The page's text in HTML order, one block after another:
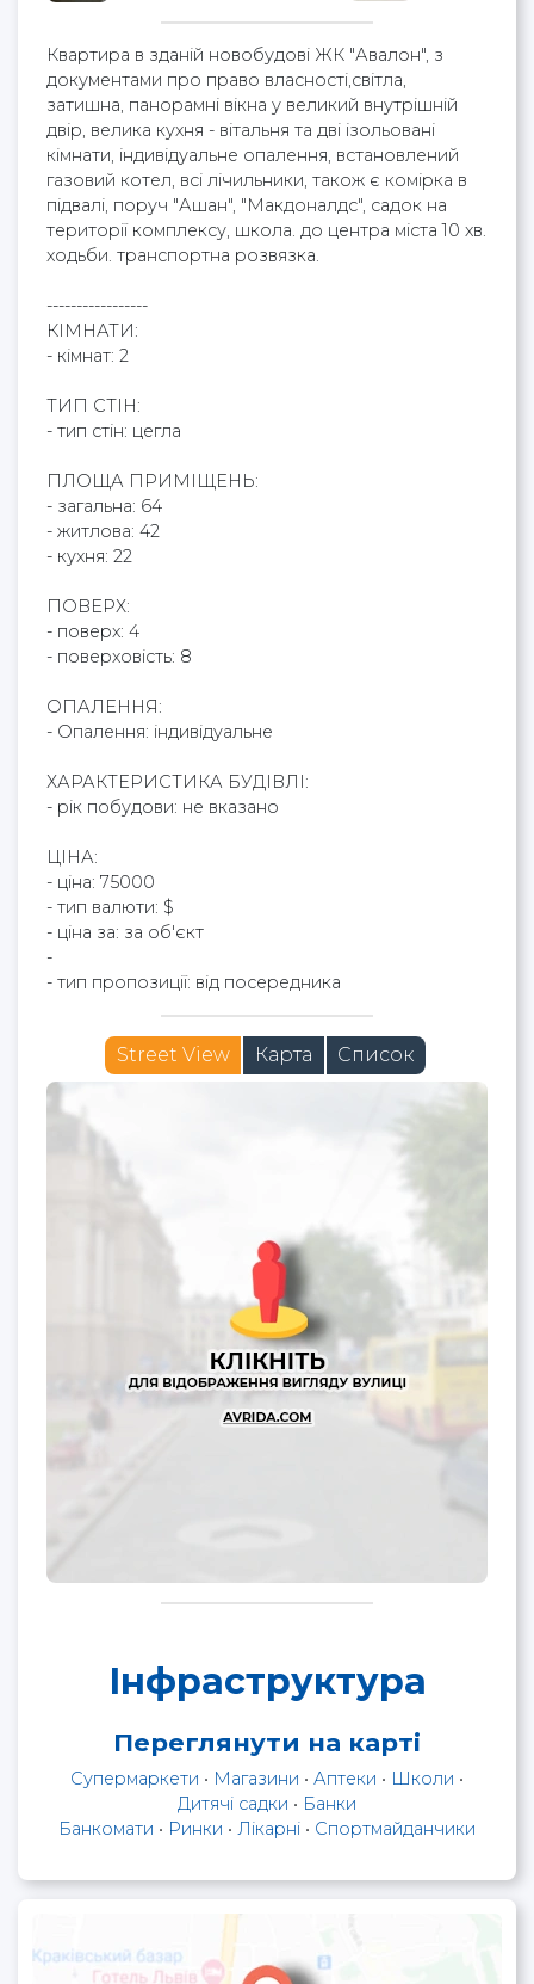
Квартира в зданій новобудові ЖК "Авалон", з
документами про право власності,світла,
затишна, панорамні вікна у великий внутрішній
двір, велика кухня - вітальня та дві ізольовані
кімнати, індивідуальне опалення, встановлений
газовий котел, всі лічильники, також є комірка в
підвалі, поруч "Ашан", "Макдоналдс", садок на
території комплексу, школа. до центра міста 10 хв.
ходьби. транспортна розвязка.
-----------------
КІМНАТИ:
- кімнат: 2
ТИП СТІН:
- тип стін: цегла
ПЛОЩА ПРИМІЩЕНЬ:
- загальна: 64
- житлова: 42
- кухня: 22
ПОВЕРХ:
- поверх: 4
- поверховість: 8
ОПАЛЕННЯ:
- Опалення: індивідуальне
ХАРАКТЕРИСТИКА БУДІВЛІ:
- рік побудови: не вказано
ЦІНА:
- ціна: 75000
- тип валюти: $
- ціна за: за об'єкт
-
- тип пропозиції: від посередника
Street View Карта Список
Інфраструктура
Переглянути на карті
Супермаркети • Магазини • Аптеки • Школи •
Дитячі садки • Банки
Банкомати • Ринки • Лікарні • Спортмайданчики